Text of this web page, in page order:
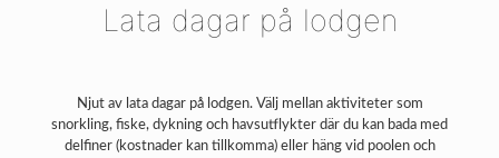
Lata dagar på lodgen
Njut av lata dagar på lodgen. Välj mellan aktiviteter som
snorkling, fiske, dykning och havsutflykter där du kan bada med
delfiner (kostnader kan tillkomma) eller häng vid poolen och